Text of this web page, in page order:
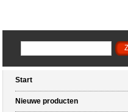
Start
Nieuwe producten